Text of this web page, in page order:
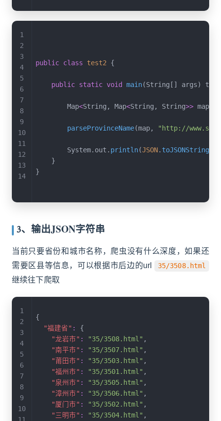
public class test2 {
public static void main(String [ ] args)
        Map
<String , Map<String , String>> map
parseProvinceName(map, "http://
        System
. out . println(JSON. toJSONString
}
}
3、输出JSON字符串
当前只要省份和城市名称，爬虫没有什么深度，如果还
需要区县等信息，可以根据市后边的url
35/3508.html
继续往下爬取
{
"福建省" :
{
"龙岩市" : "35/3508.html" ,
"南平市" : "35/3507.html" ,
"莆田市" : "35/3503.html" ,
"福州市" : "35/3501.html" ,
"泉州市" : "35/3505.html" ,
"漳州市" : "35/3506.html" ,
"厦门市" : "35/3502.html" ,
"三明市" : "35/3504.html" ,